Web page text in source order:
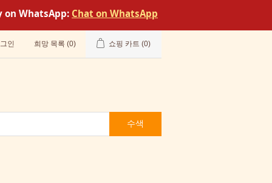
WhatsApp: Chat on WhatsApp
인 희망 목록 (0) 쇼핑 카트 (0)
수색